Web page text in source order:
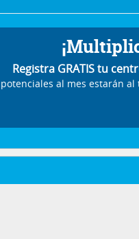
Registra GRATIS tu
potenciales al mes estarán